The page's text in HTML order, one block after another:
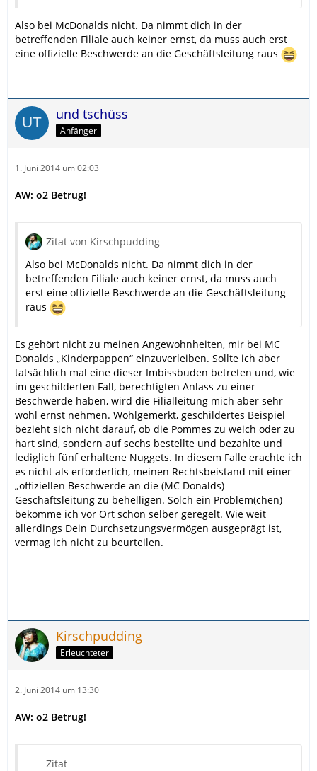
Also bei McDonalds nicht. Da nimmt dich in der
betreffenden Filiale auch keiner ernst, da muss auch erst
eine offizielle Beschwerde an die Geschäftsleitung raus
und tschüss
Anfänger
1. Juni 2014 um 02:03
AW: o2 Betrug!
Zitat von Kirschpudding
Also bei McDonalds nicht. Da nimmt dich in der
betreffenden Filiale auch keiner ernst, da muss auch
erst eine offizielle Beschwerde an die Geschäftsleitung
raus
Es gehört nicht zu meinen Angewohnheiten, mir bei MC
Donalds „Kinderpappen“ einzuverleiben. Sollte ich aber
tatsächlich mal eine dieser Imbissbuden betreten und, wie
im geschilderten Fall, berechtigten Anlass zu einer
Beschwerde haben, wird die Filialleitung mich aber sehr
wohl ernst nehmen. Wohlgemerkt, geschildertes Beispiel
bezieht sich nicht darauf, ob die Pommes zu weich oder zu
hart sind, sondern auf sechs bestellte und bezahlte und
lediglich fünf erhaltene Nuggets. In diesem Falle erachte ich
es nicht als erforderlich, meinen Rechtsbeistand mit einer
„offiziellen Beschwerde an die (MC Donalds)
Geschäftsleitung zu behelligen. Solch ein Problem(chen)
bekomme ich vor Ort schon selber geregelt. Wie weit
allerdings Dein Durchsetzungsvermögen ausgeprägt ist,
vermag ich nicht zu beurteilen.
Kirschpudding
Erleuchteter
2. Juni 2014 um 13:30
AW: o2 Betrug!
Zitat